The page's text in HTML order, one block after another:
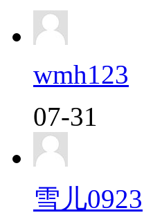
wmh123
07-31
雪儿0923